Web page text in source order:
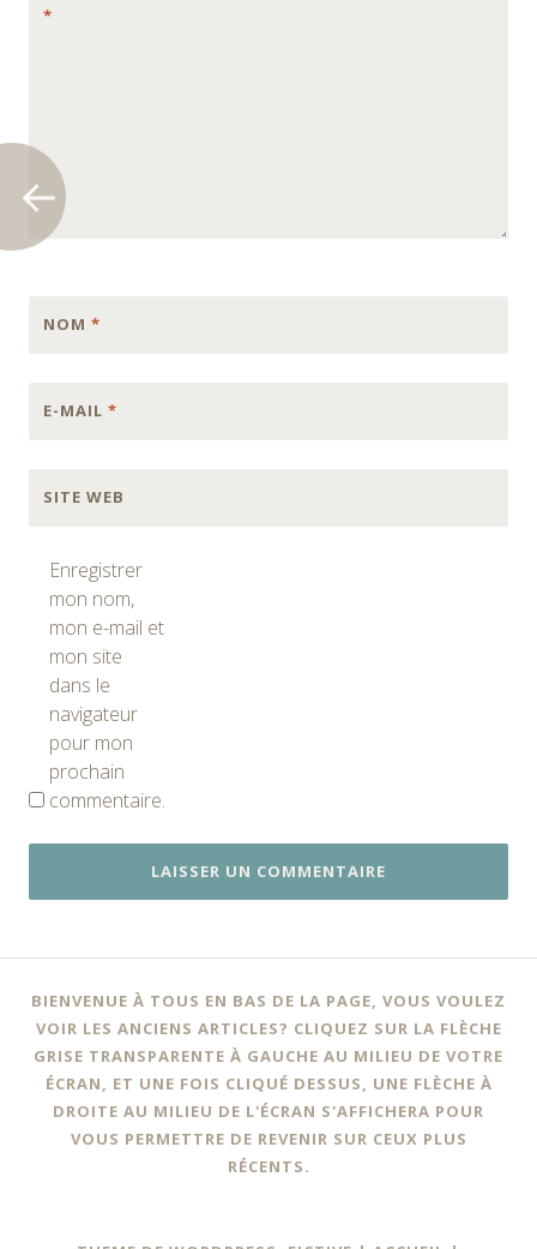
*
NOM *
E-MAIL *
SITE WEB
Enregistrer
mon nom,
mon e-mail et
mon site
dans le
navigateur
pour mon
prochain
commentaire.
BIENVENUE À TOUS EN BAS DE LA PAGE, VOUS VOULEZ
VOIR LES ANCIENS ARTICLES? CLIQUEZ SUR LA FLÈCHE
GRISE TRANSPARENTE À GAUCHE AU MILIEU DE VOTRE
ÉCRAN, ET UNE FOIS CLIQUÉ DESSUS, UNE FLÈCHE À
DROITE AU MILIEU DE L'ÉCRAN S'AFFICHERA POUR
VOUS PERMETTRE DE REVENIR SUR CEUX PLUS
RÉCENTS.